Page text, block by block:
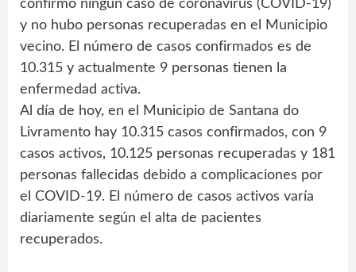
confirmó ningún caso de coronavirus (COVID-19)
y no hubo personas recuperadas en el Municipio
vecino. El número de casos confirmados es de
10.315 y actualmente 9 personas tienen la
enfermedad activa.
Al día de hoy, en el Municipio de Santana do
Livramento hay 10.315 casos confirmados, con 9
casos activos, 10.125 personas recuperadas y 181
personas fallecidas debido a complicaciones por
el COVID-19. El número de casos activos varía
diariamente según el alta de pacientes
recuperados.